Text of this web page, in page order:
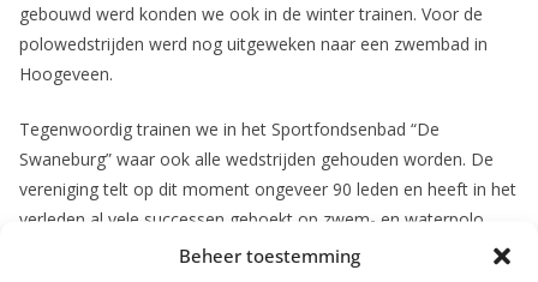
Beheer toestemming
gebouwd werd konden we ook in de winter trainen. Voor de
polowedstrijden werd nog uitgeweken naar een zwembad in
Hoogeveen.
Tegenwoordig trainen we in het Sportfondsenbad “De
Swaneburg” waar ook alle wedstrijden gehouden worden. De
vereniging telt op dit moment ongeveer 90 leden en heeft in het
verleden al vele successen geboekt op zwem- en waterpolo
gebied. Ook op dit moment doen we met veel enthousiasme en